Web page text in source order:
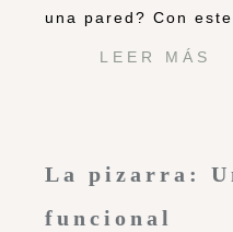
una pared? Con
LEER MÁS
La pizarra:
funcional